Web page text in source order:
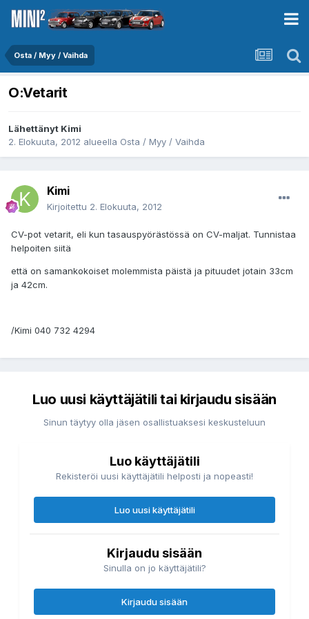
Osta / Myy / Vaihda
O:Vetarit
Lähettänyt Kimi
2. Elokuuta, 2012 alueella Osta / Myy / Vaihda
Kimi
Kirjoitettu 2. Elokuuta, 2012
CV-pot vetarit, eli kun tasauspyörästössä on CV-maljat. Tunnistaa
helpoiten siitä
että on samankokoiset molemmista päistä ja pituudet jotain 33cm
ja 42cm.
/Kimi 040 732 4294
Luo uusi käyttäjätili tai kirjaudu sisään
Sinun täytyy olla jäsen osallistuaksesi keskusteluun
Luo käyttäjätili
Rekisteröi uusi käyttäjätili helposti ja nopeasti!
Luo uusi käyttäjätili
Kirjaudu sisään
Sinulla on jo käyttäjätili?
Kirjaudu sisään